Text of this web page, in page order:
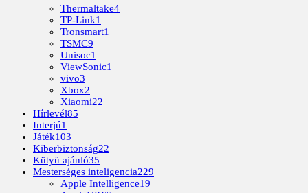
Thermaltake4
TP-Link1
Tronsmart1
TSMC9
Unisoc1
ViewSonic1
vivo3
Xbox2
Xiaomi22
Hírlevél85
Interjú1
Játék103
Kiberbiztonság22
Kütyü ajánló35
Mesterséges inteligencia229
Apple Intelligence19